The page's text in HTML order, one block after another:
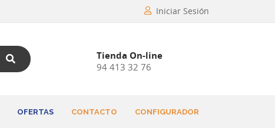
Iniciar Sesión
Tienda On-line
94 413 32 76
OFERTAS CONTACTO CONFIGURADOR